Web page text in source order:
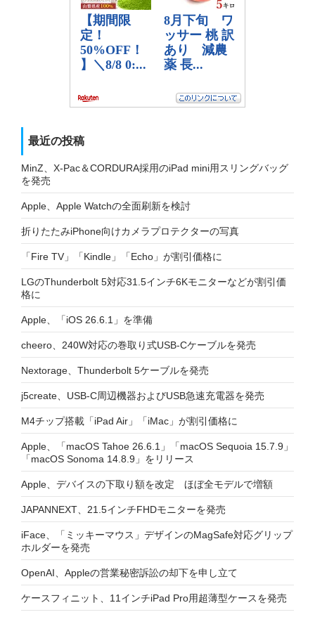
最近の投稿
MinZ、X-Pac＆CORDURA採用のiPad mini用スリングバッグ
を発売
Apple、Apple Watchの全面刷新を検討
折りたたみiPhone向けカメラプロテクターの写真
「Fire TV」「Kindle」「Echo」が割引価格に
LGのThunderbolt 5対応31.5インチ6Kモニターなどが割引価
格に
Apple、「iOS 26.6.1」を準備
cheero、240W対応の巻取り式USB-Cケーブルを発売
Nextorage、Thunderbolt 5ケーブルを発売
j5create、USB-C周辺機器およびUSB急速充電器を発売
M4チップ搭載「iPad Air」「iMac」が割引価格に
Apple、「macOS Tahoe 26.6.1」「macOS Sequoia 15.7.9」
「macOS Sonoma 14.8.9」をリリース
Apple、デバイスの下取り額を改定 ほぼ全モデルで増額
JAPANNEXT、21.5インチFHDモニターを発売
iFace、「ミッキーマウス」デザインのMagSafe対応グリップ
ホルダーを発売
OpenAI、Appleの営業秘密訴訟の却下を申し立て
ケースフィニット、11インチiPad Pro用超薄型ケースを発売